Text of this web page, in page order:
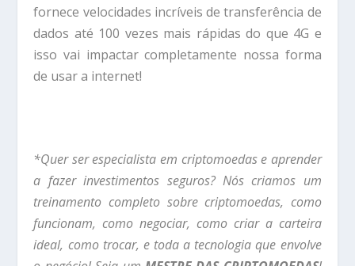
fornece velocidades incríveis de transferência de
dados até 100 vezes mais rápidas do que 4G e
isso vai impactar completamente nossa forma
de usar a internet!
*Quer ser especialista em criptomoedas e aprender
a fazer investimentos seguros? Nós criamos um
treinamento completo sobre criptomoedas, como
funcionam, como negociar, como criar a carteira
ideal, como trocar, e toda a tecnologia que envolve